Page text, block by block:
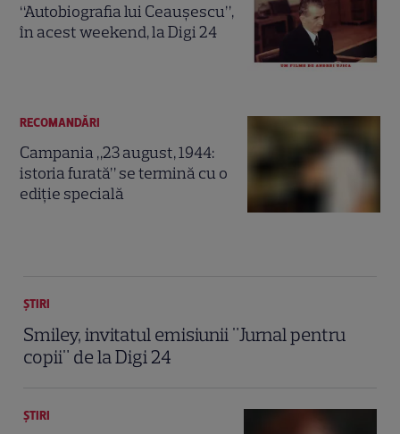
“Autobiografia lui Ceauşescu”,
în acest weekend, la Digi 24
RECOMANDĂRI
Campania „23 august, 1944:
istoria furată” se termină cu o
ediţie specială
ȘTIRI
Smiley, invitatul emisiunii "Jurnal pentru
copii" de la Digi 24
ȘTIRI